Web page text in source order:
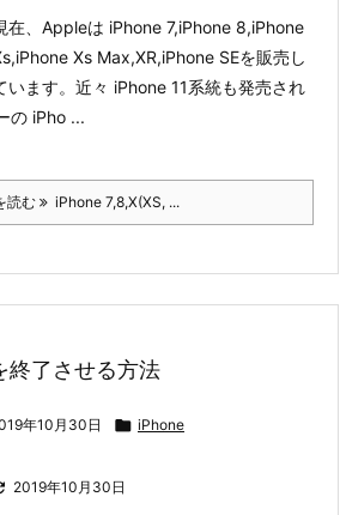
在、Appleは iPhone 7,iPhone 8,iPhone
Xs Max,XR,iPhone SEを販売し
います。近々 iPhone 11系統も発売され
の iPho ...
読む iPhone 7,8,X(XS, ...
終了させる方法
年10月30日  iPhone
2019年10月30日